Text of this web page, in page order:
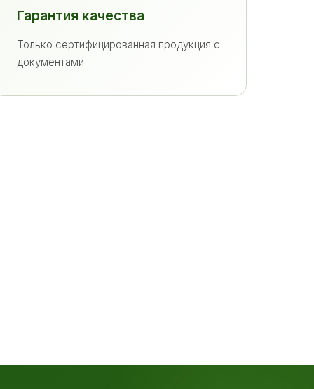
Гарантия качества
Только сертифицированная продукция с
документами